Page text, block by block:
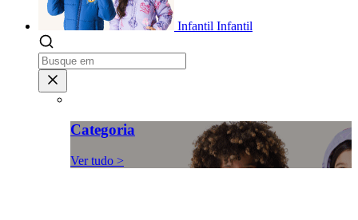
Infantil Infantil
Categoria
Ver tudo >